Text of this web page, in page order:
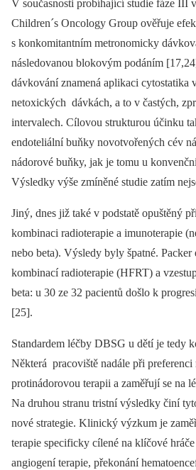
V současnosti probíhající studie fáze III
Children´s Oncology Group ověřuje
s konkomitantním metronomicky
následovanou blokovým podáním
dávkování znamená aplikaci cytostatika
netoxických dávkách, a to v častých,
intervalech. Cílovou strukturou účinku
endoteliální buňky novotvořených cév
nádorové buňky, jak je tomu u
Výsledky výše zmíněné studie zatím
Jiný, dnes již také v podstatě opuštěný
kombinaci radioterapie a imunoterapie
nebo beta). Výsledy byly špatné.
kombinací radioterapie (HFRT) a
beta: u 30 ze 32 pacientů došlo k
[25].
Standardem léčby DBSG u dětí je tedy
Některá pracoviště nadále při
protinádorovou terapii a zaměřují se na
Na druhou stranu tristní výsledky činí
nové strategie. Klinický výzkum je
terapie specificky cílené na klíčové
angiogení terapie, překonání